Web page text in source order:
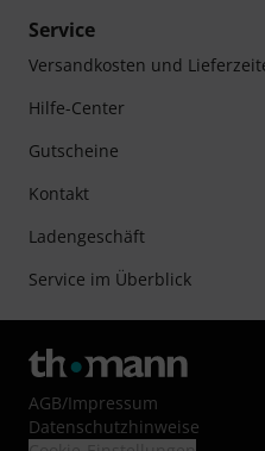
Service
Versandkosten und
Hilfe-Center
Gutscheine
Kontakt
Ladengeschäft
Service im Überblick
AGB/Impressum
Datenschutzhinweise